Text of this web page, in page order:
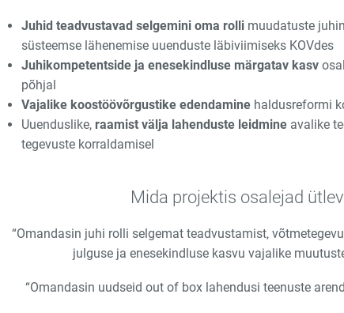
Juhid teadvustavad selgemini oma rolli muudatuste
süsteemse lähenemise uuenduste läbiviimiseks KOVdes
Juhikompetentside ja enesekindluse märgatav kasv
põhjal
Vajalike koostöövõrgustike edendamine haldusreformi
Uuenduslike, raamist välja lahenduste leidmine avalike
tegevuste korraldamisel
Mida projektis osalejad
“Omandasin juhi rolli selgemat teadvustamist,
julguse ja enesekindluse kasvu vajalike
“Omandasin uudseid out of box lahendusi teenuste